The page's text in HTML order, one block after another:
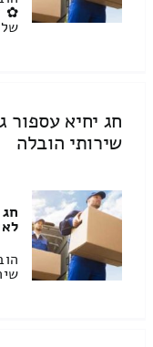
✿
חג יחיא עספור
שירותי הובלה